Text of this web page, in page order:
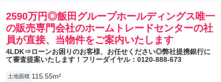
2590万円◎飯田グループホールディングス唯一
の販売専門会社のホームトレードセンターの社
員が直接、当物件をご案内いたします
4LDK⇒ローンお困りのお客様、お任せください◎弊社提携銀行に
て審査提案いたします！フリーダイヤル：0120-888-673
土地面積 115.55m²